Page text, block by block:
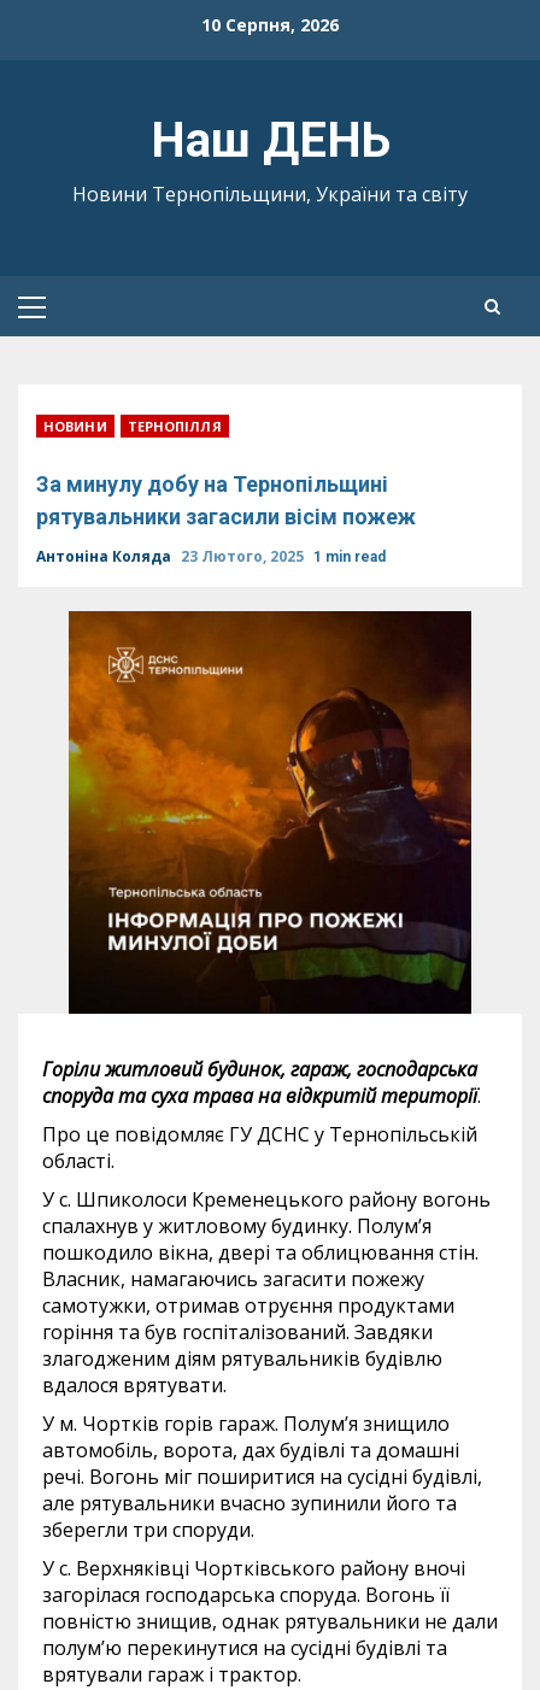
10 Серпня, 2026
Наш ДЕНЬ
Новини Тернопільщини, України та світу
Primary
НОВИНИ ТЕРНОПІЛЛЯ
За минулу добу на Тернопільщині
рятувальники загасили вісім пожеж
Антоніна Коляда 23 Лютого, 2025 1 min read
Горіли житловий будинок, гараж, господарська
споруда та суха трава на відкритій території.
Про це повідомляє ГУ ДСНС у Тернопільській
області.
У с. Шпиколоси Кременецького району вогонь
спалахнув у житловому будинку. Полум’я
пошкодило вікна, двері та облицювання стін.
Власник, намагаючись загасити пожежу
самотужки, отримав отруєння продуктами
горіння та був госпіталізований. Завдяки
злагодженим діям рятувальників будівлю
вдалося врятувати.
У м. Чортків горів гараж. Полум’я знищило
автомобіль, ворота, дах будівлі та домашні
речі. Вогонь міг поширитися на сусідні будівлі,
але рятувальники вчасно зупинили його та
зберегли три споруди.
У с. Верхняківці Чортківського району вночі
загорілася господарська споруда. Вогонь її
повністю знищив, однак рятувальники не дали
полум’ю перекинутися на сусідні будівлі та
врятували гараж і трактор.